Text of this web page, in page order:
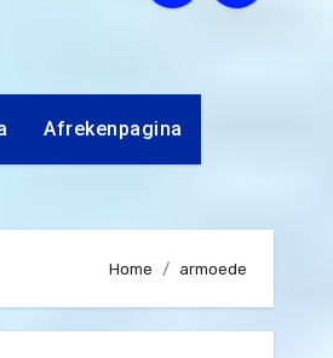
Afrekenpagina
Home armoede